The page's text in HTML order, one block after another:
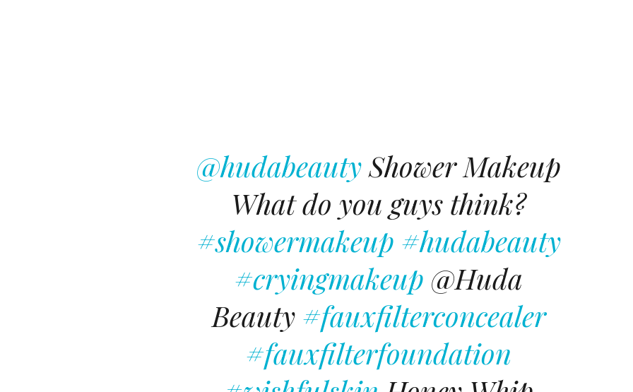
@hudabeautyShower Makeup
What do you guys think?
#showermakeup #hudabeauty
#cryingmakeup @Huda
Beauty #fauxfilterconcealer
#fauxfilterfoundation